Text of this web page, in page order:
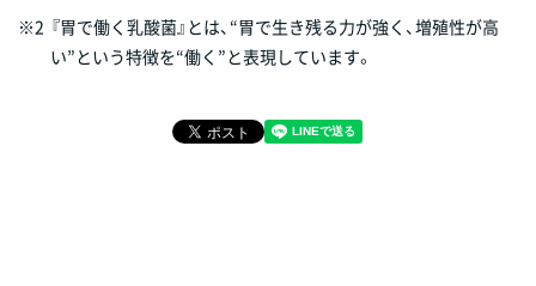
※2 『胃で働く乳酸菌』とは、“胃で生き残る力が強く、増殖性が高
い”という特徴を“働く”と表現しています。